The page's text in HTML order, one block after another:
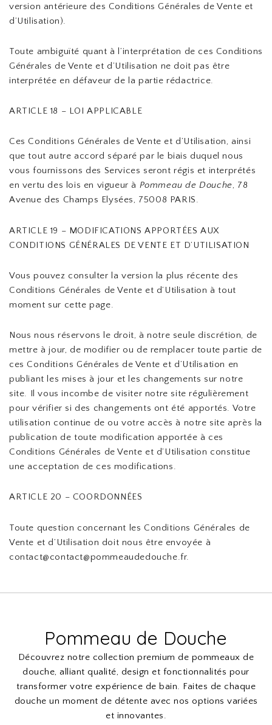
version antérieure des Conditions Générales de Vente et
d’Utilisation).
Toute ambiguïté quant à l’interprétation de ces Conditions
Générales de Vente et d’Utilisation ne doit pas être
interprétée en défaveur de la partie rédactrice.
ARTICLE 18 – LOI APPLICABLE
Ces Conditions Générales de Vente et d’Utilisation, ainsi
que tout autre accord séparé par le biais duquel nous
vous fournissons des Services seront régis et interprétés
en vertu des lois en vigueur à Pommeau de Douche, 78
Avenue des Champs Elysées, 75008 PARIS.
ARTICLE 19 – MODIFICATIONS APPORTÉES AUX
CONDITIONS GÉNÉRALES DE VENTE ET D’UTILISATION
Vous pouvez consulter la version la plus récente des
Conditions Générales de Vente et d’Utilisation à tout
moment sur cette page.
Nous nous réservons le droit, à notre seule discrétion, de
mettre à jour, de modifier ou de remplacer toute partie de
ces Conditions Générales de Vente et d’Utilisation en
publiant les mises à jour et les changements sur notre
site. Il vous incombe de visiter notre site régulièrement
pour vérifier si des changements ont été apportés. Votre
utilisation continue de ou votre accès à notre site après la
publication de toute modification apportée à ces
Conditions Générales de Vente et d’Utilisation constitue
une acceptation de ces modifications.
ARTICLE 20 – COORDONNÉES
Toute question concernant les Conditions Générales de
Vente et d’Utilisation doit nous être envoyée à
contact@contact@pommeaudedouche.fr.
Pommeau de Douche
Découvrez notre collection premium de pommeaux de
douche, alliant qualité, design et fonctionnalités pour
transformer votre expérience de bain. Faites de chaque
douche un moment de détente avec nos options variées
et innovantes.